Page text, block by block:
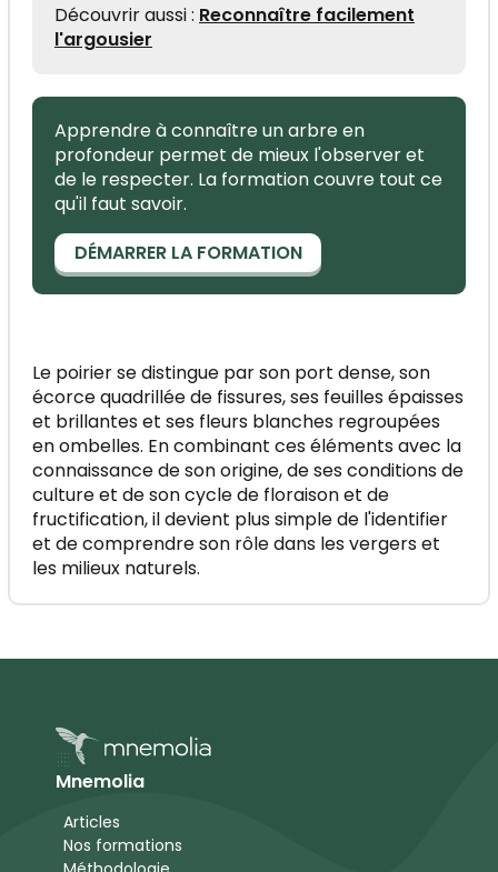
Découvrir aussi : Reconnaître facilement
l'argousier
Apprendre à connaître un arbre en
profondeur permet de mieux l'observer et
de le respecter. La formation couvre tout ce
qu'il faut savoir.
DÉMARRER LA FORMATION
Le poirier se distingue par son port dense, son
écorce quadrillée de fissures, ses feuilles épaisses
et brillantes et ses fleurs blanches regroupées
en ombelles. En combinant ces éléments avec la
connaissance de son origine, de ses conditions de
culture et de son cycle de floraison et de
fructification, il devient plus simple de l'identifier
et de comprendre son rôle dans les vergers et
les milieux naturels.
Mnemolia
Articles
Nos formations